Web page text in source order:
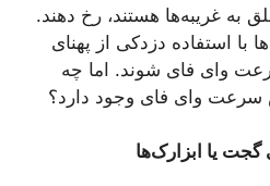
به غریبه‌ها هستند، رخ دهند.
با استفاده دزدکی از پهنای
وای فای شوند. اما چه
سرعت وای فای وجود دارد؟
گجت یا ابزارک‌ها